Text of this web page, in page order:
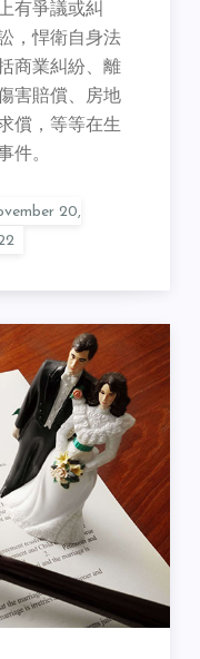
有爭議或糾
，悍衛自身法
商業糾紛、離
害賠償、房地
償，等等在生
件。